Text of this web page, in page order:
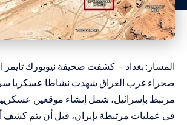
المسار: بغداد – كشفت صحيفة نيويورك تايمز
صحراء غرب العراق شهدت نشاطا عسكريا
مرتبط بإسرائيل، شمل إنشاء موقعين
في عمليات مرتبطة بإيران، قبل أن يتم كشف